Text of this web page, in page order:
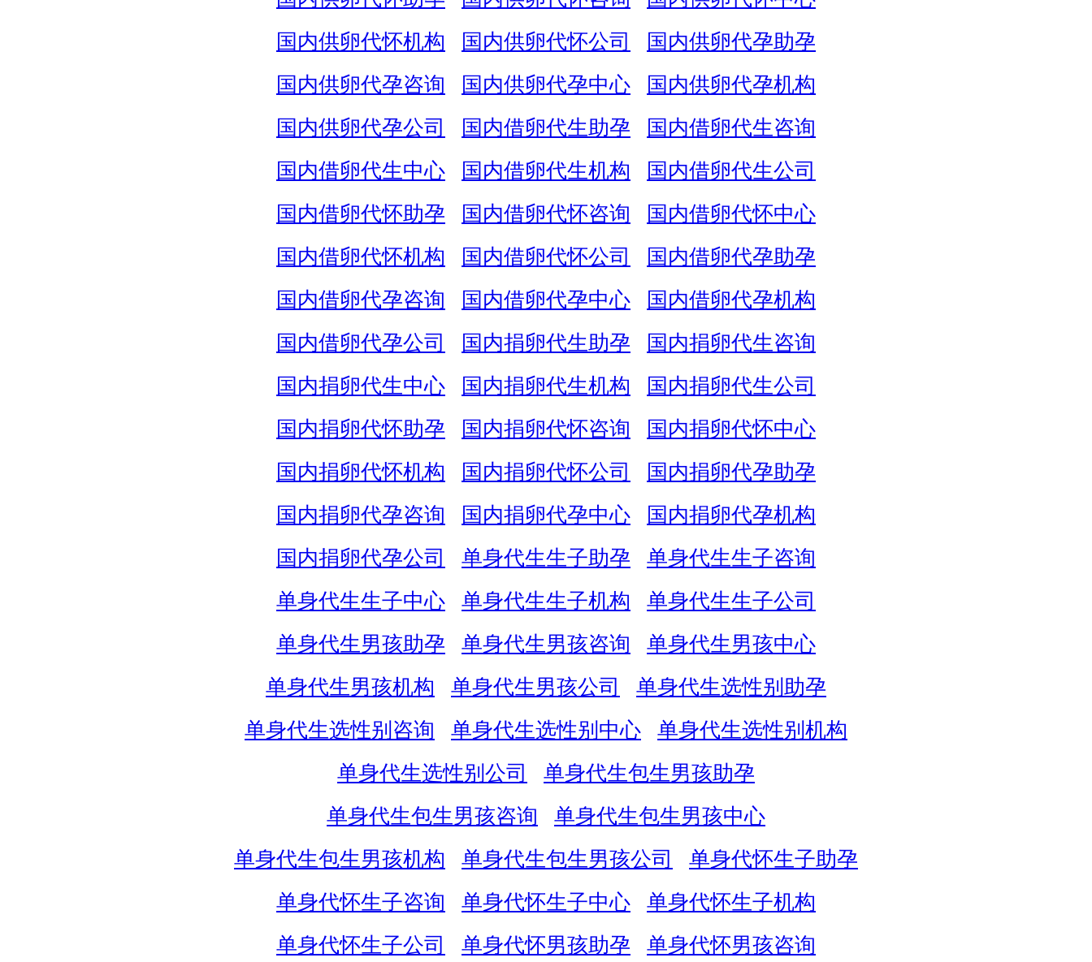
国内供卵代怀机构
国内供卵代怀公司
国内供卵代孕助孕
国内供卵代孕咨询
国内供卵代孕中心
国内供卵代孕机构
国内供卵代孕公司
国内借卵代生助孕
国内借卵代生咨询
国内借卵代生中心
国内借卵代生机构
国内借卵代生公司
国内借卵代怀助孕
国内借卵代怀咨询
国内借卵代怀中心
国内借卵代怀机构
国内借卵代怀公司
国内借卵代孕助孕
国内借卵代孕咨询
国内借卵代孕中心
国内借卵代孕机构
国内借卵代孕公司
国内捐卵代生助孕
国内捐卵代生咨询
国内捐卵代生中心
国内捐卵代生机构
国内捐卵代生公司
国内捐卵代怀助孕
国内捐卵代怀咨询
国内捐卵代怀中心
国内捐卵代怀机构
国内捐卵代怀公司
国内捐卵代孕助孕
国内捐卵代孕咨询
国内捐卵代孕中心
国内捐卵代孕机构
国内捐卵代孕公司
单身代生生子助孕
单身代生生子咨询
单身代生生子中心
单身代生生子机构
单身代生生子公司
单身代生男孩助孕
单身代生男孩咨询
单身代生男孩中心
单身代生男孩机构
单身代生男孩公司
单身代生选性别助孕
单身代生选性别咨询
单身代生选性别中心
单身代生选性别机构
单身代生选性别公司
单身代生包生男孩助孕
单身代生包生男孩咨询
单身代生包生男孩中心
单身代生包生男孩机构
单身代生包生男孩公司
单身代怀生子助孕
单身代怀生子咨询
单身代怀生子中心
单身代怀生子机构
单身代怀生子公司
单身代怀男孩助孕 单身代怀男孩咨询